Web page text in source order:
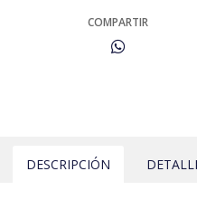
COMPARTIR
DESCRIPCIÓN